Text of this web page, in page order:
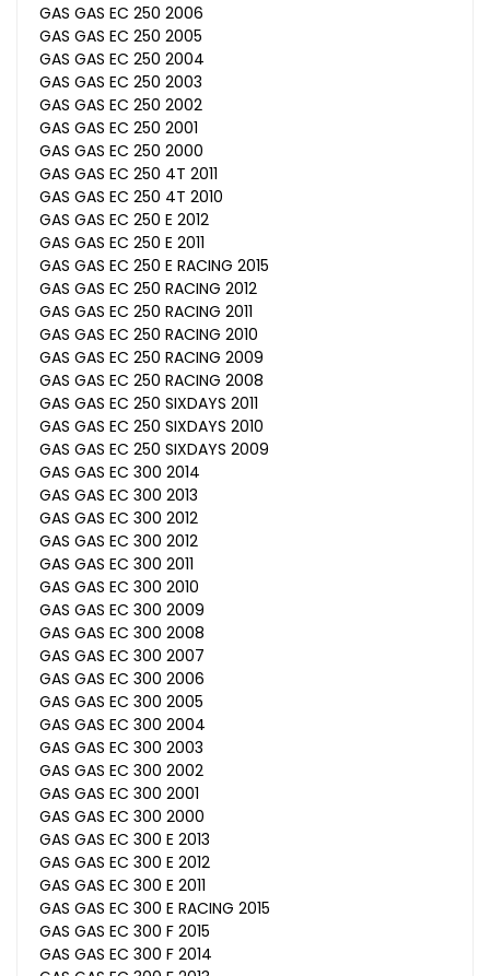
GAS GAS EC 250 2006
GAS GAS EC 250 2005
GAS GAS EC 250 2004
GAS GAS EC 250 2003
GAS GAS EC 250 2002
GAS GAS EC 250 2001
GAS GAS EC 250 2000
GAS GAS EC 250 4T 2011
GAS GAS EC 250 4T 2010
GAS GAS EC 250 E 2012
GAS GAS EC 250 E 2011
GAS GAS EC 250 E RACING 2015
GAS GAS EC 250 RACING 2012
GAS GAS EC 250 RACING 2011
GAS GAS EC 250 RACING 2010
GAS GAS EC 250 RACING 2009
GAS GAS EC 250 RACING 2008
GAS GAS EC 250 SIXDAYS 2011
GAS GAS EC 250 SIXDAYS 2010
GAS GAS EC 250 SIXDAYS 2009
GAS GAS EC 300 2014
GAS GAS EC 300 2013
GAS GAS EC 300 2012
GAS GAS EC 300 2012
GAS GAS EC 300 2011
GAS GAS EC 300 2010
GAS GAS EC 300 2009
GAS GAS EC 300 2008
GAS GAS EC 300 2007
GAS GAS EC 300 2006
GAS GAS EC 300 2005
GAS GAS EC 300 2004
GAS GAS EC 300 2003
GAS GAS EC 300 2002
GAS GAS EC 300 2001
GAS GAS EC 300 2000
GAS GAS EC 300 E 2013
GAS GAS EC 300 E 2012
GAS GAS EC 300 E 2011
GAS GAS EC 300 E RACING 2015
GAS GAS EC 300 F 2015
GAS GAS EC 300 F 2014